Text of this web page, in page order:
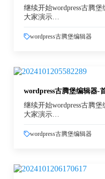
继续开始wordpress古腾
大家演示…
wordpress古腾堡编辑器
wordpress古腾堡编辑器-
继续开始wordpress古腾
大家演示…
wordpress古腾堡编辑器